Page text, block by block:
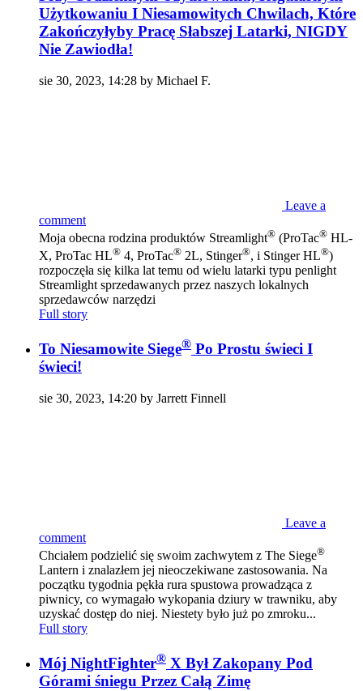
Użytkowaniu I Niesamowitych Chwilach, Które
Zakończyłyby Pracę Słabszej Latarki, NIGDY
Nie Zawiodła!
sie 30, 2023, 14:28 by Michael F.
Leave a
comment
Moja obecna rodzina produktów Streamlight® (ProTac® HL-
X, ProTac HL® 4, ProTac® 2L, Stinger®, i Stinger HL®)
rozpoczęła się kilka lat temu od wielu latarki typu penlight
Streamlight sprzedawanych przez naszych lokalnych
sprzedawców narzędzi
Full story
To Niesamowite Siege® Po Prostu świeci I
świeci!
sie 30, 2023, 14:20 by Jarrett Finnell
Leave a
comment
Chciałem podzielić się swoim zachwytem z The Siege®
Lantern i znalazłem jej nieoczekiwane zastosowania. Na
początku tygodnia pękła rura spustowa prowadząca z
piwnicy, co wymagało wykopania dziury w trawniku, aby
uzyskać dostęp do niej. Niestety było już po zmroku...
Full story
Mój NightFighter® X Był Zakopany Pod
Górami śniegu Przez Całą Zimę